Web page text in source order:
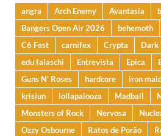
angra Arch Enemy Avantasia
Bangers Open Air 2026
behemoth
C6 Fest
carnifex Crypta Dark
edu falaschi
Entrevista Epica
Guns N' Roses
hardcore iron
krisiun
lollapalooza Madball
Monsters of Rock
Nervosa
Ozzy Osbourne
Ratos de Porão